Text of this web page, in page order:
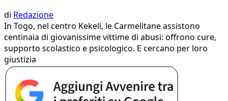
di Redazione
In Togo, nel centro Kekeli, le Carmelitane assistono
centinaia di giovanissime vittime di abusi: offrono cure,
supporto scolastico e psicologico. E cercano per loro
giustizia